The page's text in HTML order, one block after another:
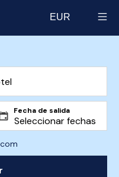
EUR
Fecha de salida